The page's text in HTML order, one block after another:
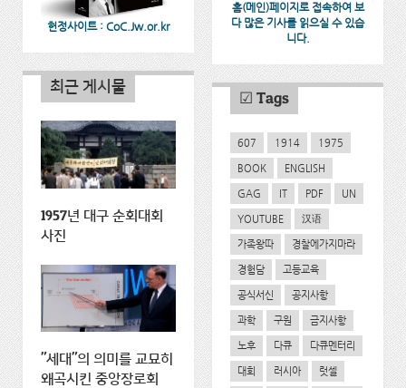
홈(메인)페이지로 접속하여 보
다 많은 기사를 읽으실 수 있습
니다.
헌정사이트 : CoC.Jw.or.kr
최근 게시물
1957년 대구 순회대회
사진
"세대"의 의미를 교묘히
왜곡시킨 중앙장로회
☑ Tags
607 1914 1975
BOOK ENGLISH
GAG IT PDF UN
YOUTUBE 汉语
가족왕따 경찰에가지마라
경험담 고등교육
공식서신 공지사항
과학 구원 금지사항
노후 다큐 다큐멘터리
대회 러시아 럿셀